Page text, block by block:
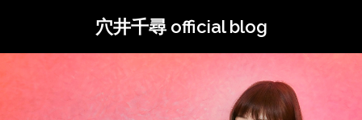
テ
穴井千尋 official blog